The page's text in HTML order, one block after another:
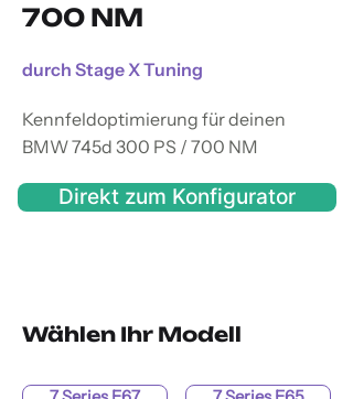
700 NM
durch Stage X Tuning
Kennfeldoptimierung für deinen
BMW 745d 300 PS / 700 NM
Direkt zum Konfigurator
Wählen Ihr Modell